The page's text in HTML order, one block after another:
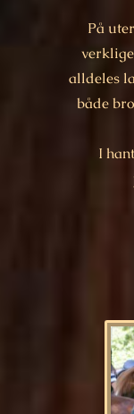
På
alldeles
både
I